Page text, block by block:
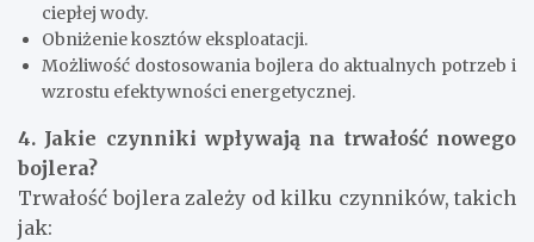
ciepłej wody.
Obniżenie kosztów eksploatacji.
Możliwość dostosowania bojlera do aktualnych potrzeb i
wzrostu efektywności energetycznej.
4. Jakie czynniki wpływają na trwałość nowego
bojlera?
Trwałość bojlera zależy od kilku czynników, takich
jak: